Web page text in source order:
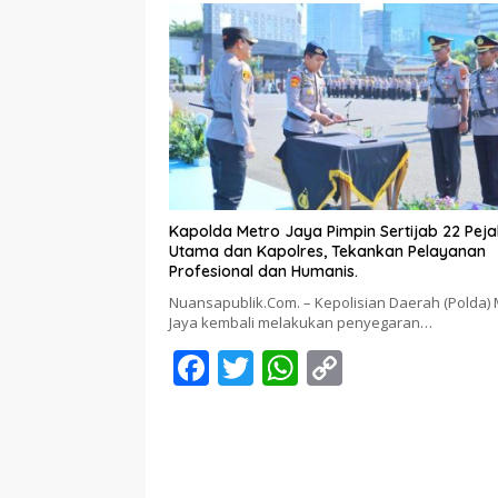
b
o
o
k
er s
A
p
p
Li
n
k
Kapolda Metro Jaya Pimpin Sertijab 22
Utama dan Kapolres, Tekankan Pelayanan
Profesional dan Humanis.
Nuansapublik.Com. – Kepolisian Daerah (Polda)
Jaya kembali melakukan penyegaran…
F
ac
T
w
W
h